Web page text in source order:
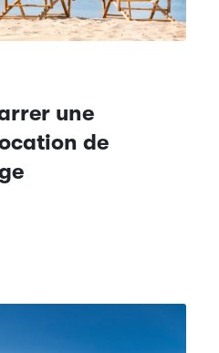
une
de